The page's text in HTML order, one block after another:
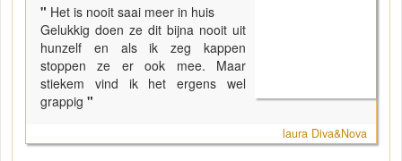
" Het is nooit saai meer in huis
Gelukkig doen ze dit bijna nooit uit
hunzelf en als ik zeg kappen
stoppen ze er ook mee. Maar
stiekem vind ik het ergens wel
grappig "
laura Diva&Nova